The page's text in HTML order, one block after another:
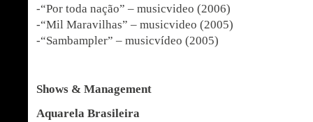
-“Por toda nação” – musicvideo (2006)
-“Mil Maravilhas” – musicvideo (2005)
-“Sambampler” – musicvídeo (2005)
Shows & Management
Aquarela Brasileira